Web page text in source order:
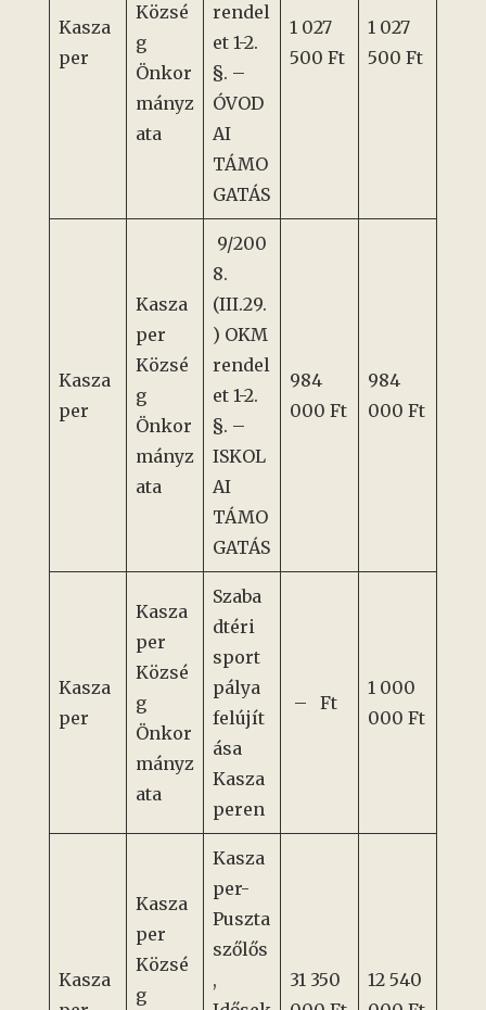
Kasza
per
Közsé
g
Önkor
mányz
ata
rendel
et 1-2.
§. –
ÓVOD
AI
TÁMO
GATÁS
1 027
500 Ft
1 027
500 Ft
Kasza
per
Kasza
per
Közsé
g
Önkor
mányz
ata
9/200
8.
(III.29.
) OKM
rendel
et 1-2.
§. –
ISKOL
AI
TÁMO
GATÁS
984
000 Ft
984
000 Ft
Kasza
per
Kasza
per
Közsé
g
Önkor
mányz
ata
Szaba
dtéri
sport
pálya
felújít
ása
Kasza
peren
– Ft
1 000
000 Ft
Kasza
Kasza
per
Közsé
g
Kasza
per-
Puszta
szőlős
,
31 350
12 540